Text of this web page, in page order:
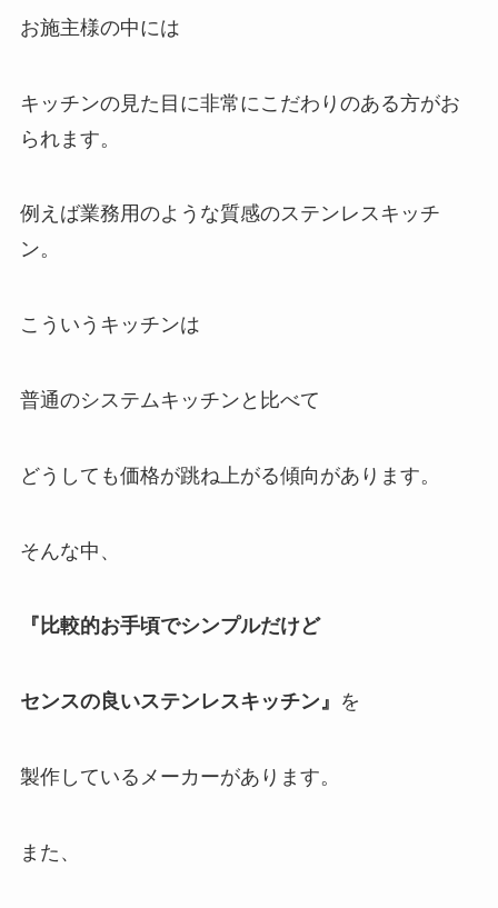
お施主様の中には
キッチンの見た目に非常にこだわりのある方がお
られます。
例えば業務用のような質感のステンレスキッチ
ン。
こういうキッチンは
普通のシステムキッチンと比べて
どうしても価格が跳ね上がる傾向があります。
そんな中、
『比較的お手頃でシンプルだけど
センスの良いステンレスキッチン』 を
製作しているメーカーがあります。
また、